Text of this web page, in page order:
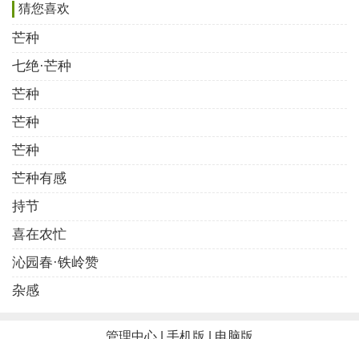
园前豌豆连枝熟， 屋后青梅挂果稠。
小麦登场期雨少， 石榴裁锦把诗留。
汗挥五月勤耕种， 今始农家有黍收。
芒种的七律诗4
桃杏嫣红妆野径，杨梅百态满箩筐。
辛勤劳作风烟润，少壮经营草木香。
放眼山川心里喜，丰收在望竞时光。
芒种的七律诗5
自古农家五月忙，夏收夏种麦登场。
与日俱拼流大汗，挑灯酣战傲骄阳。
猜您喜欢
芒种
七绝·芒种
芒种
芒种
芒种
芒种有感
持节
喜在农忙
沁园春·铁岭赞
杂感
管理中心 手机版 电脑版